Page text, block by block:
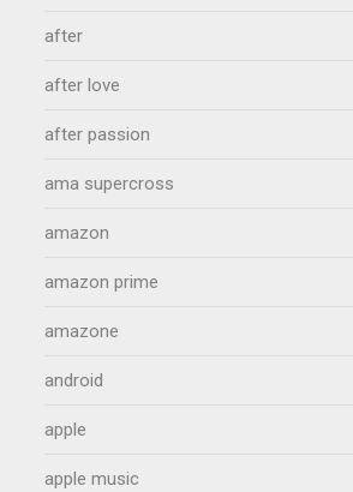
after
after love
after passion
ama supercross
amazon
amazon prime
amazone
android
apple
apple music